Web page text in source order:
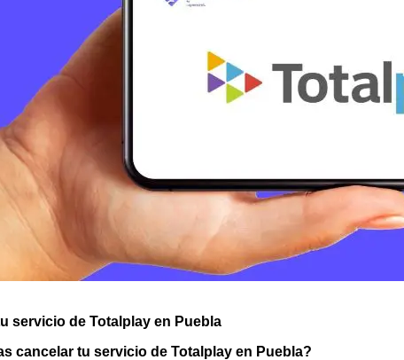
servicio de Totalplay en Puebla
cancelar tu servicio de Totalplay en Puebla?